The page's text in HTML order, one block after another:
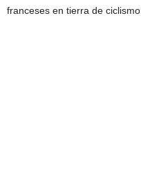
franceses en tierra de ciclismo.